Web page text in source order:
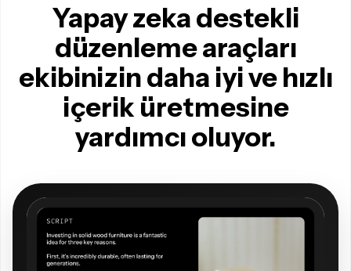
Yapay zeka destekli
düzenleme araçları
ekibinizin daha iyi ve hızlı
içerik üretmesine
yardımcı oluyor.